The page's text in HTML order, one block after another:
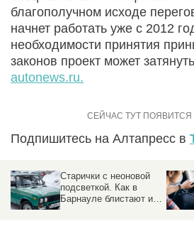
благополучном исходе
начнет работать уже с 2012
необходимости принятия
законов проект может
autonews.ru.
Подпишитесь на Алтапресс в
Старички с неоновой
подсветкой. Как в
Барнауле блистают и